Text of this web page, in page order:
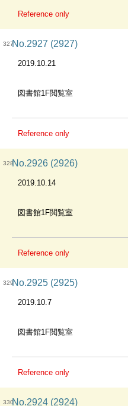
Reference only
327No.2927 (2927)
2019.10.21
図書館1F閲覧室
Reference only
328No.2926 (2926)
2019.10.14
図書館1F閲覧室
Reference only
329No.2925 (2925)
2019.10.7
図書館1F閲覧室
Reference only
330No.2924 (2924)